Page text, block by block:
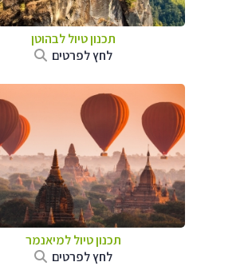
תכנון טיול לבהוטן
לחץ לפרטים
תכנון טיוללמיאנמר
לחץ לפרטים